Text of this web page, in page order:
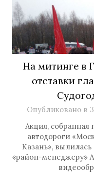
На митинге в
отставки
Опубликовано в
Акция, собранная
автодороги
Казань»,
«район-менеджеру»